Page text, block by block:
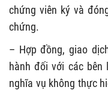
chứng viên ký và
chứng.
– Hợp đồng, giao
hành đối với các bên
nghĩa vụ không thực